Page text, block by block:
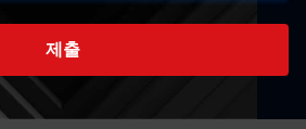
제출